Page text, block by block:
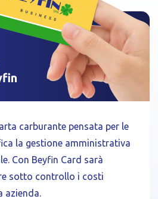
carburante pensata per le
la gestione amministrativa
Con Beyfin Card sarà
sotto controllo i costi
azienda.